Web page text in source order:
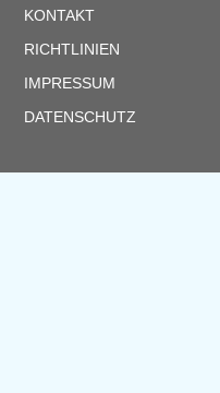
KONTAKT
RICHTLINIEN
IMPRESSUM
DATENSCHUTZ